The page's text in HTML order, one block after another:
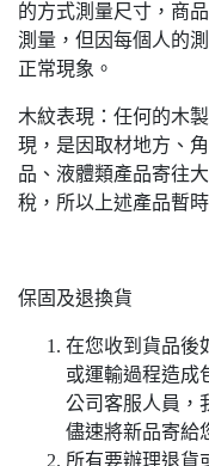
的方式測量尺寸，商
測量，但因每個人的
正常現象。
木紋表現：任何的木
現，是因取材地方、
品、液體類產品寄往
稅，所以上述產品暫
保固及退換貨
在您收到貨品後
或運輸過程造成
公司客服人員，
儘速將新品寄給
所有要辦理退貨